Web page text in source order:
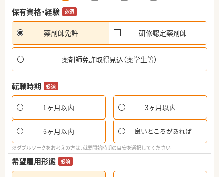
保有資格・経験
必須
薬剤師免許 研修認定薬剤師
薬剤師免許取得見込（薬学生等）
転職時期 必須
1ヶ月以内 3ヶ月以内
6ヶ月以内 良いところがあれば
※ダブルワークをお考えの方は、就業開始時期の目安を選択してください
希望雇用形態 必須